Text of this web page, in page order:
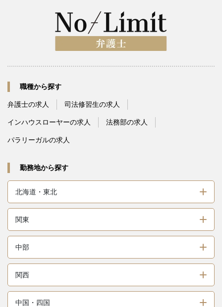
職種から探す
弁護士の求人 司法修習生の求人
インハウスローヤーの求人 法務部の求人
パラリーガルの求人
勤務地から探す
北海道・東北
関東
中部
関西
中国・四国